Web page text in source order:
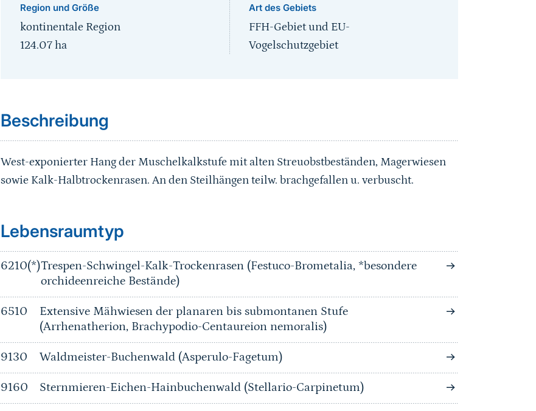
Region und Größe
kontinentale Region
124.07ha
Art des Gebiets
FFH-Gebiet und EU-
Vogelschutzgebiet
Beschreibung
West-exponierter Hang der Muschelkalkstufe mit alten Streuobstbeständen, Magerwiesen
sowie Kalk-Halbtrockenrasen. An den Steilhängen teilw. brachgefallen u. verbuscht.
Sprungmarke
Lebensraumtyp
6210(*)Trespen-Schwingel-Kalk-Trockenrasen (Festuco-Brometalia, *besondere
orchideenreiche Bestände)
6510
Extensive Mähwiesen der planaren bis submontanen Stufe
(Arrhenatherion, Brachypodio-Centaureion nemoralis)
9130 Waldmeister-Buchenwald (Asperulo-Fagetum)
9160 Sternmieren-Eichen-Hainbuchenwald (Stellario-Carpinetum)